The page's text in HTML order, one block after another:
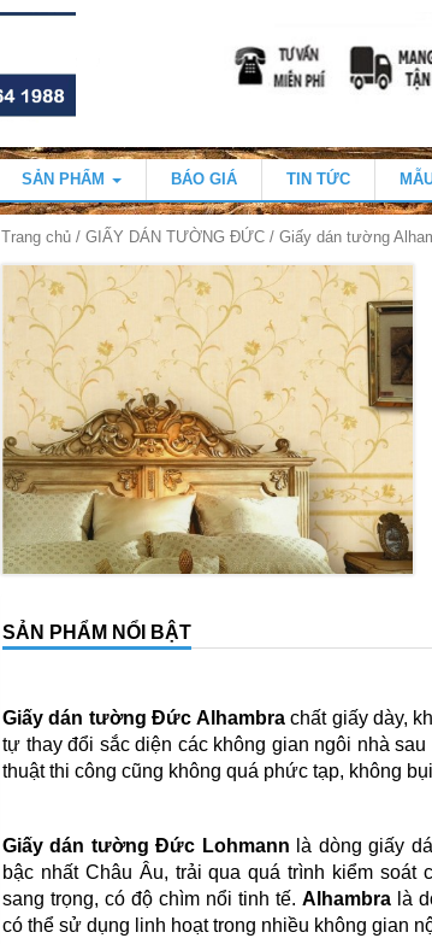
SẢN PHẨM BÁO GIÁ TIN TỨC
Trang chủ / GIẤY DÁN TƯỜNG ĐỨC / Giấy dán tường
SẢN PHẨM NỔI BẬT
Giấy dán tường Đức Alhambra chất giấy dày,
tự thay đổi sắc diện các không gian ngôi nhà
thuật thi công cũng không quá phức tạp, không
Giấy dán tường Đức Lohmann là dòng giấy
bậc nhất Châu Âu, trải qua quá trình kiểm
sang trọng, có độ chìm nổi tinh tế. Alhambra là
có thể sử dụng linh hoạt trong nhiều không gian